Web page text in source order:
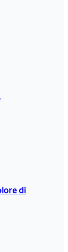
di